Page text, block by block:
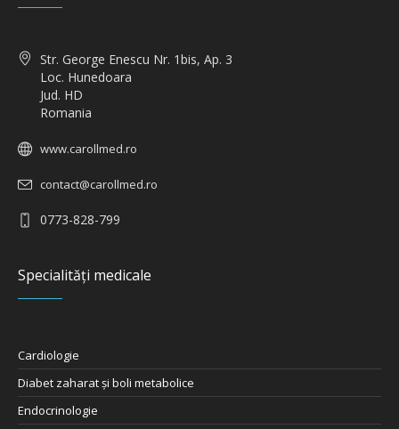
Str. George Enescu Nr. 1bis, Ap. 3
Loc. Hunedoara
Jud. HD
Romania
www.carollmed.ro
contact@carollmed.ro
0773-828-799
Specialități medicale
Cardiologie
Diabet zaharat şi boli metabolice
Endocrinologie